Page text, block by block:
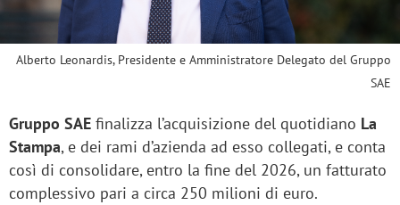
Alberto Leonardis, Presidente e Amministratore Delegato del Gruppo
SAE
Gruppo SAE finalizza l’acquisizione del quotidiano La
Stampa, e dei rami d’azienda ad esso collegati, e conta
così di consolidare, entro la fine del 2026, un fatturato
complessivo pari a circa 250 milioni di euro.